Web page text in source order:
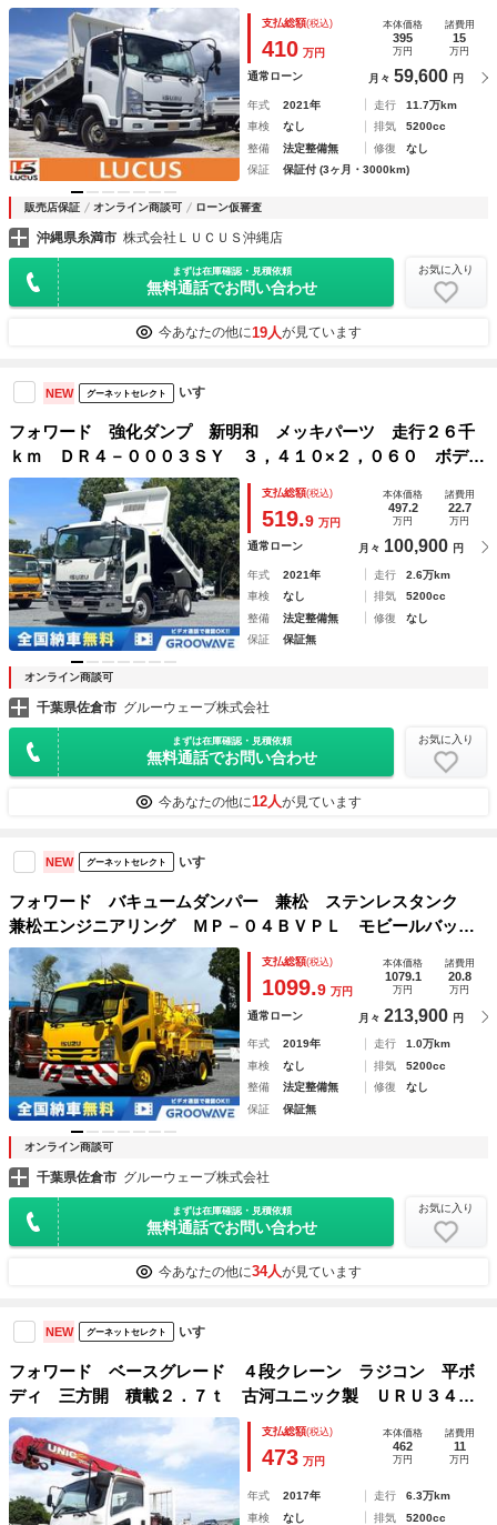
ンジン暖気スイッチ キーレス コボレーン
支払総額(税込)
410 万円
本体価格
395
万円
諸費用
15
万円
通常ローン 月々 59,600 円
年式 2021年 走行
11.7万km
車検
なし 排気
5200cc
整備
法定整備無 修復
なし
保証
保証付 (3ヶ月・3000km)
販売店保証 オンライン商談可 ローン仮審査
沖縄県糸満市 株式会社ＬＵＣＵＳ沖縄店
まずは在庫確認・見積依頼
無料通話でお問い合わせ
お気に入り
今あなたの他に19人が見ています
NEW グーネットセレクト いすゞ
フォワード 強化ダンプ 新明和 メッキパーツ 走行２６千
ｋｍ ＤＲ４－０００３ＳＹ ３，４１０×２，０６０ ボディ
塗装済 メッキパーツ 新明和ダンプ 新明和強化ダンプ Ｍ
Ｔ Ｆ６ ６速 ＥＴＣ１．０ メッキバンパー 衝突被害軽
減ブレーキ 車線逸脱警報装置
支払総額(税込)
519.9 万円
本体価格
497.2
万円
諸費用
22.7
万円
通常ローン 月々 100,900 円
年式 2021年 走行
2.6万km
車検
なし 排気
5200cc
整備
法定整備無 修復
なし
保証
保証無
オンライン商談可
千葉県佐倉市 グルーウェーブ株式会社
まずは在庫確認・見積依頼
無料通話でお問い合わせ
お気に入り
今あなたの他に12人が見ています
NEW グーネットセレクト いすゞ
フォワード バキュームダンパー 兼松 ステンレスタンク
兼松エンジニアリング ＭＰ－０４ＢＶＰＬ モビールバッ
ク ＰＴＯ式 圧力９６ｋｐａ 風量２０立米 走行９，９
８８ｋｍ ６速マニュアル バキューム車 汚泥吸引車 ＥＴ
Ｃ２．０
支払総額(税込)
1099.9 万円
本体価格
1079.1
万円
諸費用
20.8
万円
通常ローン 月々 213,900 円
年式 2019年 走行
1.0万km
車検
なし 排気
5200cc
整備
法定整備無 修復
なし
保証
保証無
オンライン商談可
千葉県佐倉市 グルーウェーブ株式会社
まずは在庫確認・見積依頼
無料通話でお問い合わせ
お気に入り
今あなたの他に34人が見ています
NEW グーネットセレクト いすゞ
フォワード ベースグレード ４段クレーン ラジコン 平ボ
ディ 三方開 積載２．７ｔ 古河ユニック製 ＵＲＵ３４４
ＮＲＫ フックイン 差し違いアウトリガー ２．９３ｔ吊
ラジコン付 床面木板 ロープホール ターボ１９０馬力
支払総額(税込)
473 万円
本体価格
462
万円
諸費用
11
万円
年式 2017年 走行
6.3万km
車検
なし 排気
5200cc